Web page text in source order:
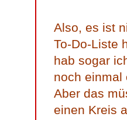
Also, es ist
To-Do-Liste
hab sogar
noch
Aber das
einen Kreis